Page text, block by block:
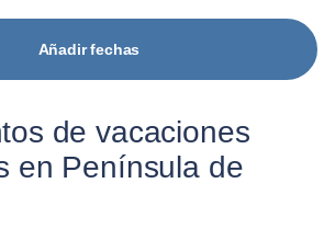
Añadir fechas
de vacaciones
en Península de